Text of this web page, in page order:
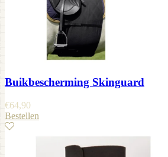
Buikbescherming Skinguard
€64,90
Bestellen